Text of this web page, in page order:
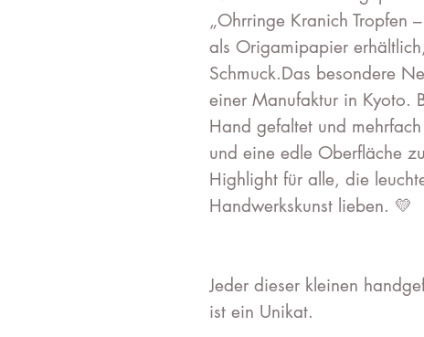
„Ohrringe Kranich Tropfen
als Origamipapier
Schmuck.Das besondere
einer Manufaktur in Kyoto.
Hand gefaltet und
und eine edle Oberfläche
Highlight für alle, die
Handwerkskunst lieben. 💛
Jeder dieser kleinen
ist ein Unikat.